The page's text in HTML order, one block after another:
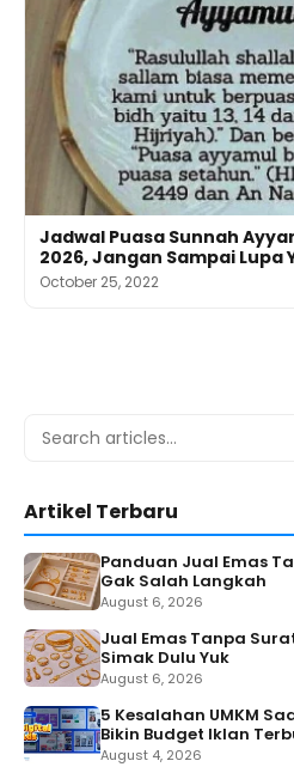
Jadwal Puasa Sunnah
2026, Jangan Sampai Lupa
October 25, 2022
Search
Artikel Terbaru
Panduan Jual Emas
Gak Salah Langkah
August 6, 2026
Jual Emas Tanpa
Simak Dulu Yuk
August 6, 2026
5 Kesalahan UMKM
Bikin Budget Iklan
August 4, 2026